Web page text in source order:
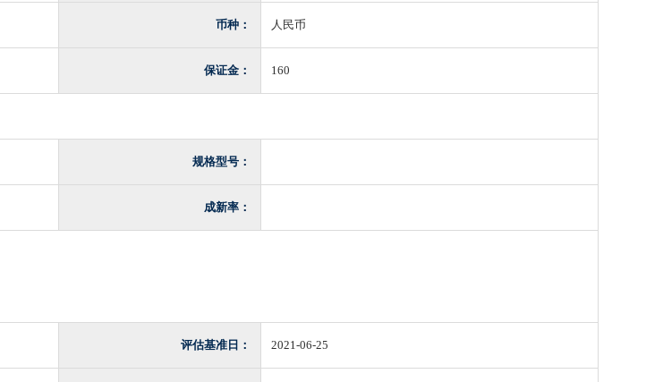
币种： 人民币
保证金： 160
规格型号：
成新率：
评估基准日： 2021-06-25